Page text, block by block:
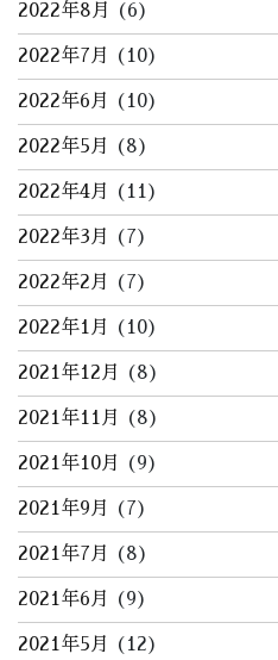
2022年8月 (6)
2022年7月 (10)
2022年6月 (10)
2022年5月 (8)
2022年4月 (11)
2022年3月 (7)
2022年2月 (7)
2022年1月 (10)
2021年12月 (8)
2021年11月 (8)
2021年10月 (9)
2021年9月 (7)
2021年7月 (8)
2021年6月 (9)
2021年5月 (12)